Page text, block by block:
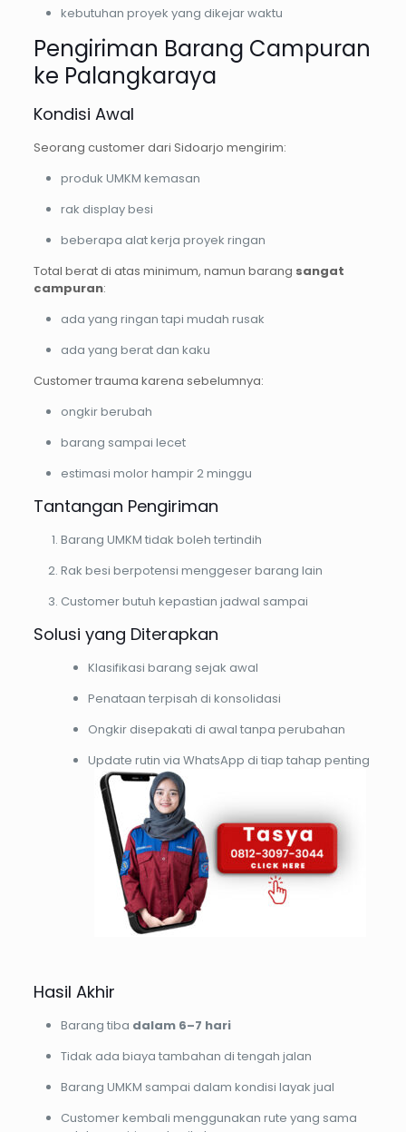
kebutuhan proyek yang dikejar waktu
Pengiriman Barang Campuran
ke Palangkaraya
Kondisi Awal
Seorang customer dari Sidoarjo mengirim:
produk UMKM kemasan
rak display besi
beberapa alat kerja proyek ringan
Total berat di atas minimum, namun barang sangat
campuran:
ada yang ringan tapi mudah rusak
ada yang berat dan kaku
Customer trauma karena sebelumnya:
ongkir berubah
barang sampai lecet
estimasi molor hampir 2 minggu
Tantangan Pengiriman
Barang UMKM tidak boleh tertindih
Rak besi berpotensi menggeser barang lain
Customer butuh kepastian jadwal sampai
Solusi yang Diterapkan
Klasifikasi barang sejak awal
Penataan terpisah di konsolidasi
Ongkir disepakati di awal tanpa perubahan
Update rutin via WhatsApp di tiap tahap penting
Hasil Akhir
Barang tiba dalam 6–7 hari
Tidak ada biaya tambahan di tengah jalan
Barang UMKM sampai dalam kondisi layak jual
Customer kembali menggunakan rute yang sama